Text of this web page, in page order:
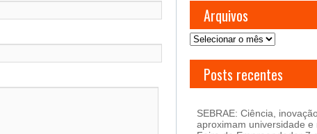
Arquivos
Arquivos
Posts recentes
SEBRAE: Ciência,
aproximam universidade e